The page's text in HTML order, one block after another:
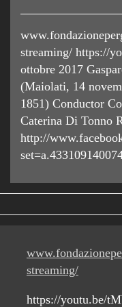
streaming/ https://
ottobre 2017
(Maiolati, 14
1851) Conductor
Caterina Di Tonno
http://
streaming/
https://youtu.be/